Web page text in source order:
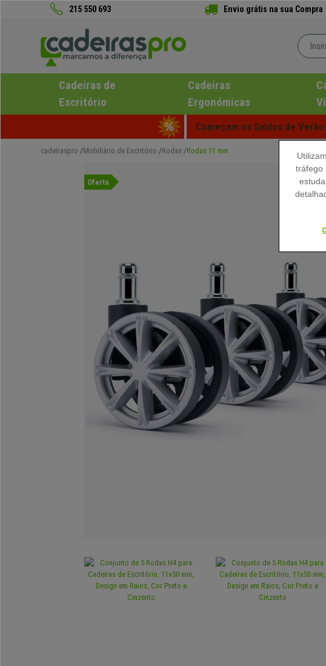
215 550 693 Envio grátis na sua Compra
Cadeiras de
Escritório
Cadeiras
Ergonómicas
Começam os Saldos de
cadeiraspro Mobiliário de Escritório Rodas Rodas 11 mm
Oferta
tráfego